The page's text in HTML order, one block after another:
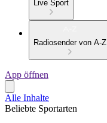
Live Sport
Radiosender von A-Z
App öffnen
Alle Inhalte
Beliebte Sportarten